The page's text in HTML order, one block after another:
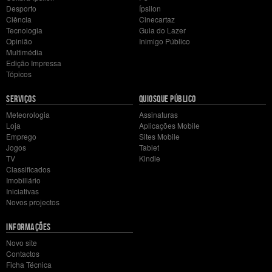
Desporto
Ciência
Tecnologia
Opinião
Multimédia
Edição Impressa
Tópicos
Ípsilon
Cinecartaz
Guia do Lazer
Inimigo Público
SERVIÇOS
Meteorologia
Loja
Emprego
Jogos
TV
Classificados
Imobiliário
Iniciativas
Novos projectos
QUIOSQUE PÚBLICO
Assinaturas
Aplicações Mobile
Sites Mobile
Tablet
Kindle
INFORMAÇÕES
Novo site
Contactos
Ficha Técnica